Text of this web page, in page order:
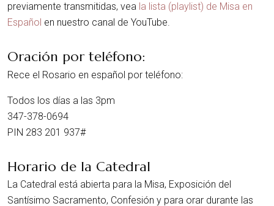
previamente transmitidas, vea la lista (playlist) de Misa en
Español en nuestro canal de YouTube.
Oración por teléfono:
Rece el Rosario en español por teléfono:
Todos los días a las 3pm
347-378-0694
PIN 283 201 937#
Horario de la Catedral
La Catedral está abierta para la Misa, Exposición del
Santísimo Sacramento, Confesión y para orar durante las